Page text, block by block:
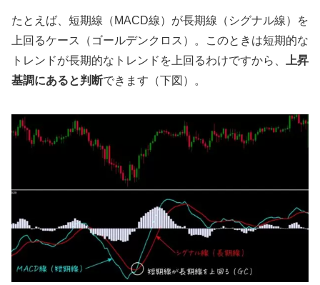
たとえば、短期線（MACD線）が長期線（シグナル線）を
上回るケース（ゴールデンクロス）。このときは短期的な
トレンドが長期的なトレンドを上回るわけですから、 上昇
基調にあると判断できます（下図）。